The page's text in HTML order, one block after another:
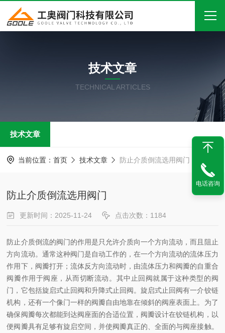
关于我们
产品中心
在线留言
技术文章
TECHNICAL ARTICLES
技术文章
当前位置： 首页 技术文章 防止介质倒流选用阀门
防止介质倒流选用阀门
更新时间：2025-11-24 点击次数：1184
防止介质倒流的阀门的作用是只允许介质向一个方向流动，而且阻止
方向流动。通常这种阀门是自动工作的，在一个方向流动的流体压力
作用下，阀瓣打开；流体反方向流动时，由流体压力和阀瓣的自重合
阀瓣作用于阀座，从而切断流动。其中止回阀就属于这种类型的阀
门，它包括旋启式止回阀和升降式止回阀。旋启式止回阀有一介铰链
机构，还有一个像门一样的阀瓣自由地靠在倾斜的阀座表面上。为了
确保阀瓣每次都能到达阀座面的合适位置，阀瓣设计在铰链机构，以
便阀瓣具有足够有旋启空间，并使阀瓣真正的、全面的与阀座接触。
电话咨询